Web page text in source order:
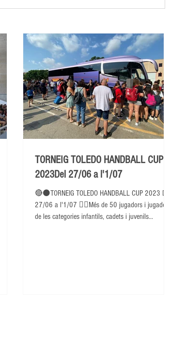
TORNEIG TOLEDO HANDBALL CUP
2023Del 27/06 a l'1/07
🔴⚫TORNEIG TOLEDO HANDBALL CUP 2023 Del
27/06 a l'1/07 👉🏽Més de 50 jugadors i jugadores
de les categories infantils, cadets i juvenils...